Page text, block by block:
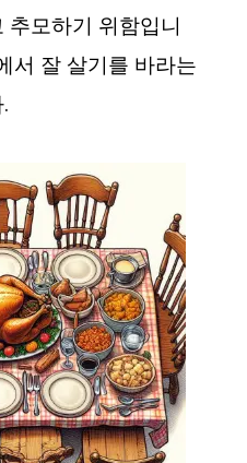
모하기 위함입니
서 잘 살기를 바라는